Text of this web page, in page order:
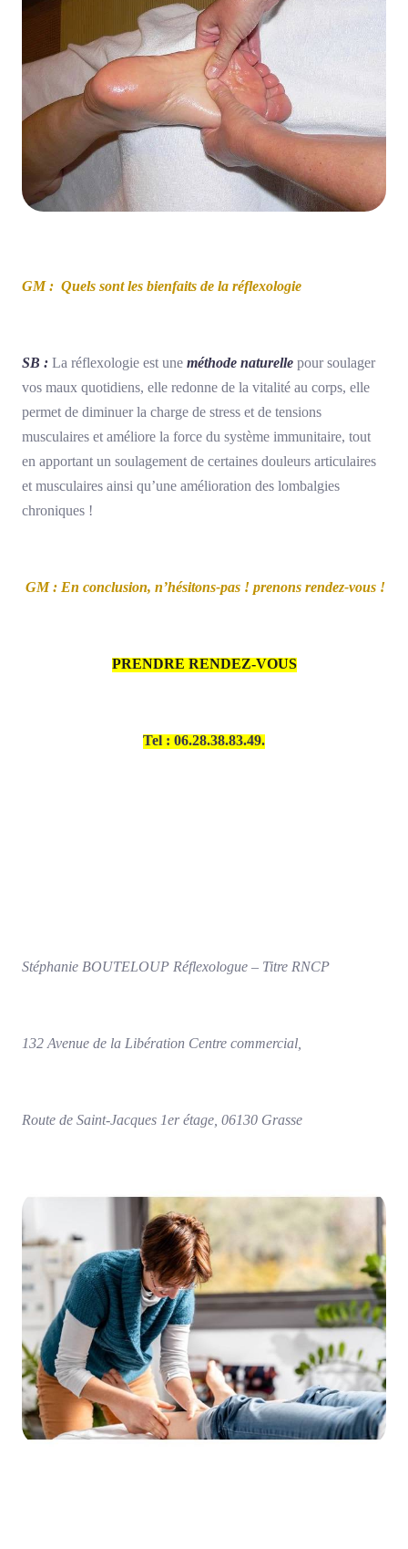
GM : Quels sont les bienfaits de la réflexologie
SB : La réflexologie est une méthode naturelle pour soulager
vos maux quotidiens, elle redonne de la vitalité au corps, elle
permet de diminuer la charge de stress et de tensions
musculaires et améliore la force du système immunitaire, tout
en apportant un soulagement de certaines douleurs articulaires
et musculaires ainsi qu’une amélioration des lombalgies
chroniques !
GM : En conclusion, n’hésitons-pas ! prenons rendez-vous !
PRENDRE RENDEZ-VOUS
Tel : 06.28.38.83.49.
Stéphanie BOUTELOUP Réflexologue – Titre RNCP
132 Avenue de la Libération Centre commercial,
Route de Saint-Jacques 1er étage, 06130 Grasse